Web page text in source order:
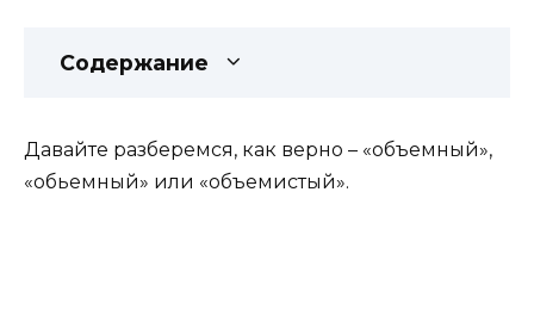
Содержание
Давайте разберемся, как верно – «объемный»,
«обьемный» или «объемистый».